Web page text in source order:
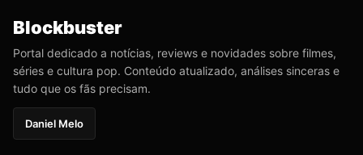
Blockbuster
Portal dedicado a notícias, reviews e novidades sobre filmes,
séries e cultura pop. Conteúdo atualizado, análises sinceras e
tudo que os fãs precisam.
Daniel Melo